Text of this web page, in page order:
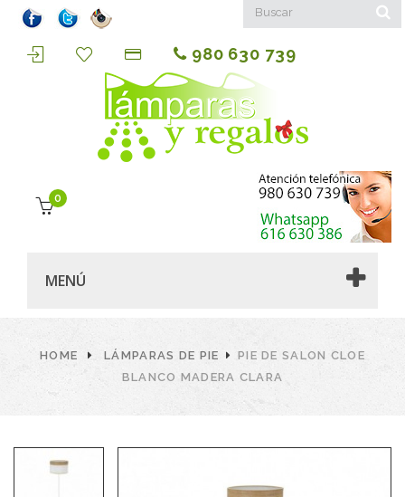
980 630 739
0
MENÚ
HOME LÁMPARAS DE PIE
PIE DE SALON CLOE
BLANCO MADERA CLARA